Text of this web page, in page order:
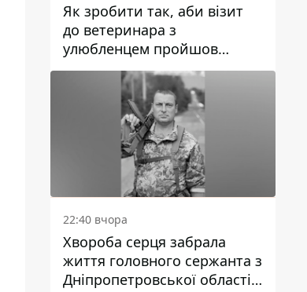
Як зробити так, аби візит
до ветеринара з
улюбленцем пройшов
спокійно: прості поради
22:40 вчора
Хвороба серця забрала
життя головного сержанта з
Дніпропетровської області